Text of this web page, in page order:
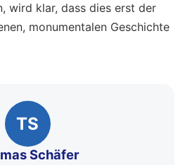
wird klar, dass dies erst der
monumentalen Geschichte
TS
Schäfer